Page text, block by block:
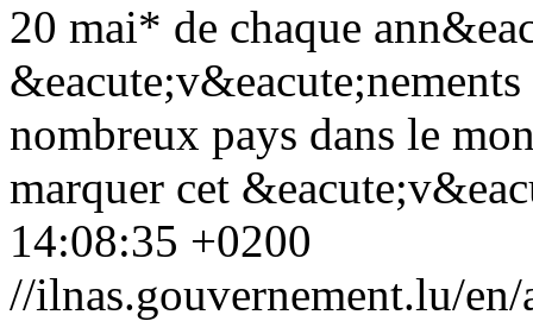
20 mai* de chaque
nombreux pays dans le
marquer cet
14:08:35 +0200
//ilnas.gouvernement.lu/